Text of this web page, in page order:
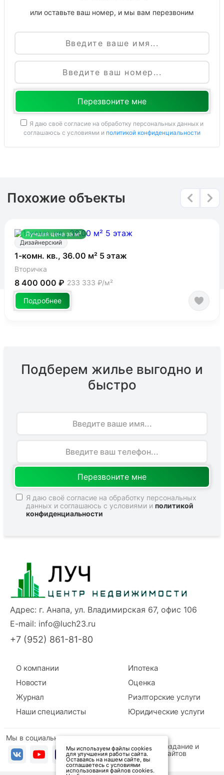
или оставьте ваш номер, и мы вам перезвоним
Имя
Я даю своё согласие на обработку персональных данных и
соглашаюсь с условиями и политикой конфиденциальности
Похожие объекты
Лучшая цена за м²
Дизайнерский
1-комн. кв., 36.00 м² 5 этаж
Вторичка
8 400 000 ₽ 233 333 ₽/м²
Подробнее
Подберем жилье выгодно и
быстро
Я даю своё согласие на обработку персональных
данных и соглашаюсь с условиями и политикой
конфиденциальности
Адрес: г. Анапа, ул. Владимирская 67, офис 106
E-mail: info@luch23.ru
+7 (952) 861-81-80
О компании
Новости
Журнал
Наши специалисты
Ипотека
Оценка
Риэлторские услуги
Юридические услуги
Мы в социальных сетях
INQUARTA — создание и
продвижение сайтов
Мы используем файлы cookies
для улучшения работы сайта.
Оставаясь на нашем сайте, вы
соглашаетесь с условиями
использования файлов cookies.